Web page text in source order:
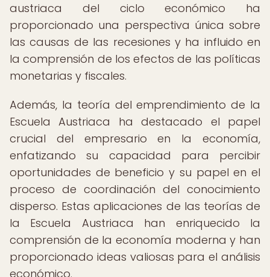
austriaca del ciclo económico ha
proporcionado una perspectiva única sobre
las causas de las recesiones y ha influido en
la comprensión de los efectos de las políticas
monetarias y fiscales.
Además, la teoría del emprendimiento de la
Escuela Austriaca ha destacado el papel
crucial del empresario en la economía,
enfatizando su capacidad para percibir
oportunidades de beneficio y su papel en el
proceso de coordinación del conocimiento
disperso. Estas aplicaciones de las teorías de
la Escuela Austriaca han enriquecido la
comprensión de la economía moderna y han
proporcionado ideas valiosas para el análisis
económico.